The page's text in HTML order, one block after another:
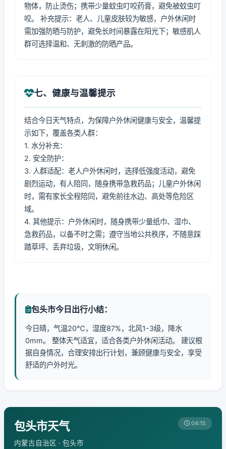
物体，防止烫伤；携带少量蚊虫叮咬药膏，避免被蚊虫叮
咬。 补充提示：老人、儿童皮肤较为敏感，户外休闲时
需加强防晒与防护，避免长时间暴露在阳光下；敏感肌人
群可选择温和、无刺激的防晒产品。
七、健康与温馨提示
结合今日天气特点，为保障户外休闲健康与安全，温馨提
示如下，覆盖各类人群：
1. 水分补充：
2. 安全防护：
3. 人群适配：老人户外休闲时，选择低强度活动，避免
剧烈运动，有人陪同，随身携带急救药品；儿童户外休闲
时，需有家长全程陪同，避免前往水边、高处等危险区
域。
4. 其他提示：户外休闲时，随身携带少量纸巾、湿巾、
急救药品，以备不时之需；遵守当地公共秩序，不随意踩
踏草坪、丢弃垃圾，文明休闲。
包头市今日出行小结：
今日晴，气温20℃，湿度87%，北风1-3级，降水
0mm。 整体天气适宜，适合各类户外休闲活动。 建议根
据自身情况，合理安排出行计划，兼顾健康与安全，享受
舒适的户外时光。
包头市天气
内蒙古自治区 · 包头市
04:15